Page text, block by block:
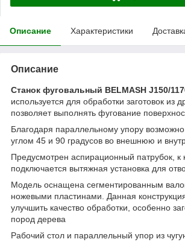
Описание Характеристики
Описание
Станок фуговальный BELMASH J150/
используется для обработки заготовок из
позволяет выполнять фугование
Благодаря параллельному упору возможно
углом 45 и 90 градусов во внешнюю и
Предусмотрен аспирационный патрубок, к
подключается вытяжная установка для
Модель оснащена сегментированным
ножевыми пластинами. Данная
улучшить качество обработки, особенно
пород дерева
Рабочий стол и параллельный упор из